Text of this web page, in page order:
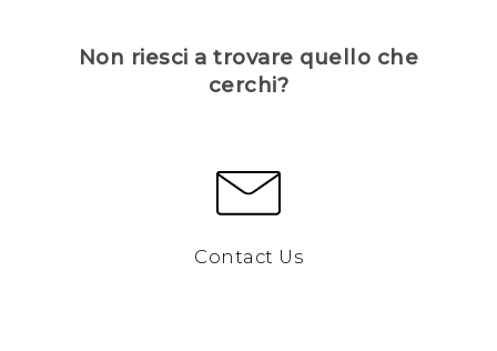
Non riesci a trovare quello che
cerchi?
Contact Us